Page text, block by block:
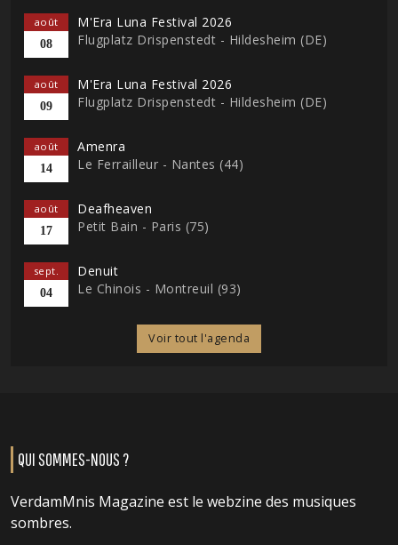
août
08
M'Era Luna Festival 2026
Flugplatz Drispenstedt - Hildesheim (DE)
août
09
M'Era Luna Festival 2026
Flugplatz Drispenstedt - Hildesheim (DE)
août
14
Amenra
Le Ferrailleur - Nantes (44)
août
17
Deafheaven
Petit Bain - Paris (75)
sept.
04
Denuit
Le Chinois - Montreuil (93)
Voir tout l'agenda
QUI SOMMES-NOUS ?
VerdamMnis Magazine est le webzine des musiques
sombres.